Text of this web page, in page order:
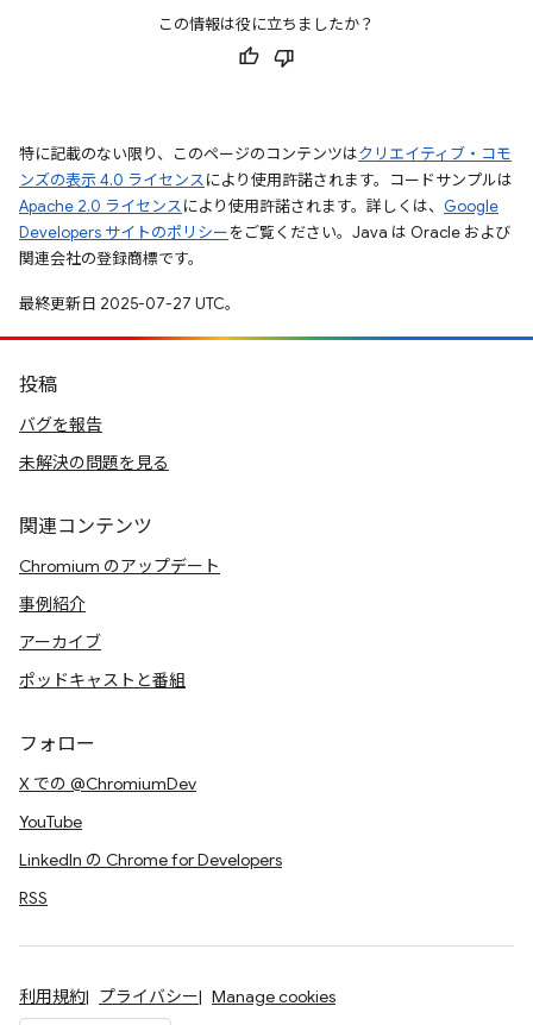
この情報は役に立ちましたか？
特に記載のない限り、このページのコンテンツはクリエイティブ・コモ
ンズの表示 4.0 ライセンスにより使用許諾されます。コードサンプルは
Apache 2.0 ライセンスにより使用許諾されます。詳しくは、 Google
Developers サイトのポリシーをご覧ください。Java は Oracle および
関連会社の登録商標です。
最終更新日 2025-07-27 UTC。
投稿
バグを報告
未解決の問題を見る
関連コンテンツ
Chromium のアップデート
事例紹介
アーカイブ
ポッドキャストと番組
フォロー
X での @ChromiumDev
YouTube
LinkedIn の Chrome for Developers
RSS
利用規約 プライバシー Manage cookies